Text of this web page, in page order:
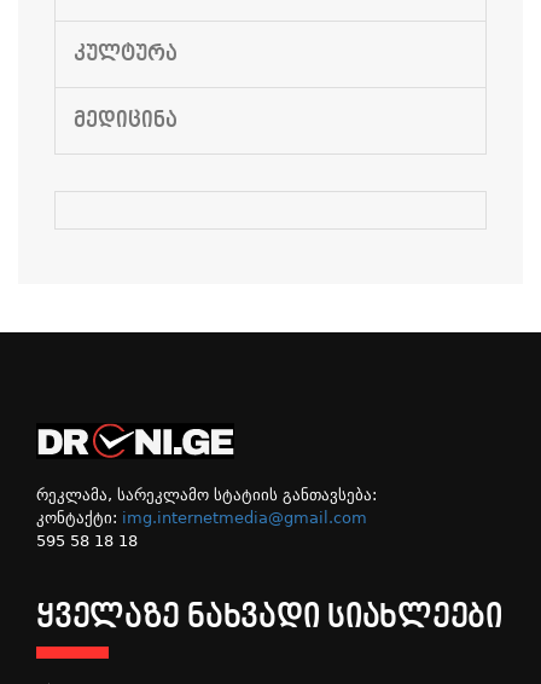
ᲙᲣᲚᲢᲣᲠᲐ
ᲛᲔᲓᲘᲪᲘᲜᲐ
რეკლამა, სარეკლამო სტატიის განთავსება:
კონტაქტი: img.internetmedia@gmail.com
595 58 18 18
ᲧᲕᲔᲚᲐᲖᲔ ᲜᲐᲮᲕᲐᲓᲘ ᲡᲘᲐᲮᲚᲔᲔᲑᲘ